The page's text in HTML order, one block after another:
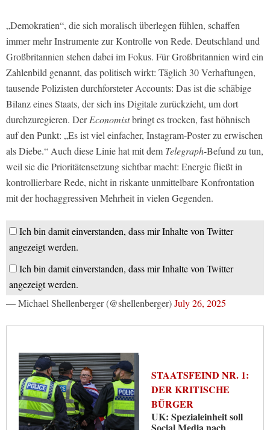
„Demokratien“, die sich moralisch überlegen fühlen, schaffen
immer mehr Instrumente zur Kontrolle von Rede. Deutschland und
Großbritannien stehen dabei im Fokus. Für Großbritannien wird ein
Zahlenbild genannt, das politisch wirkt: Täglich 30 Verhaftungen,
tausende Polizisten durchforsteter Accounts: Das ist die schäbige
Bilanz eines Staats, der sich ins Digitale zurückzieht, um dort
durchzuregieren. DerEconomistbringt es trocken, fast höhnisch
auf den Punkt: „Es ist viel einfacher, Instagram-Poster zu erwischen
als Diebe.“ Auch diese Linie hat mit dem Telegraph-Befund zu tun,
weil sie die Prioritätensetzung sichtbar macht: Energie fließt in
kontrollierbare Rede, nicht in riskante unmittelbare Konfrontation
mit der hochaggressiven Mehrheit in vielen Gegenden.
Ich bin damit einverstanden, dass mir Inhalte von Twitter
angezeigt werden.
Ich bin damit einverstanden, dass mir Inhalte von Twitter
angezeigt werden.
— Michael Shellenberger (@shellenberger)July 26, 2025
STAATSFEIND NR. 1:
DER KRITISCHE
BÜRGER
UK: Spezialeinheit soll